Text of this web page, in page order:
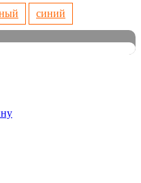
синий